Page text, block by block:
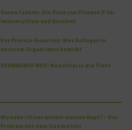
Sonne tanken: Die Rolle von Vitamin D für
Immunsystem und Knochen
Der Protein-Baustein: Was Kollagen in
unserem Organismus bewirkt
DERMADROP MED: Nadelfrei in die Tiefe
Wo habe ich nur wieder meinen Kopf? – Das
Problem mit dem Gedächtnis